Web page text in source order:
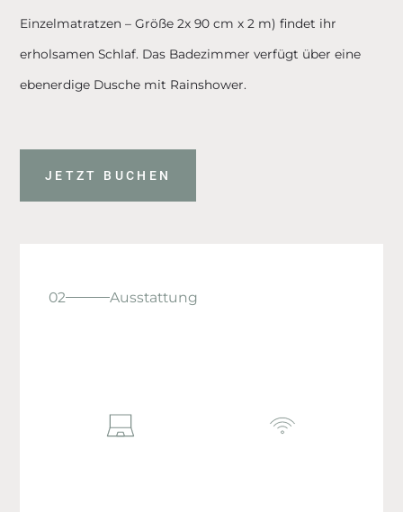
Einzelmatratzen – Größe 2x 90 cm x 2 m) findet ihr
erholsamen Schlaf. Das Badezimmer verfügt über eine
ebenerdige Dusche mit Rainshower.
JETZT BUCHEN
02 Ausstattung